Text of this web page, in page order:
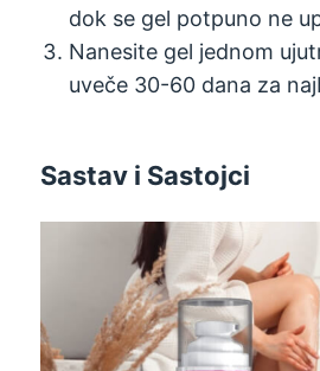
dok se gel potpuno ne
Nanesite gel jednom
uveče 30-60 dana za
Sastav i Sastojci